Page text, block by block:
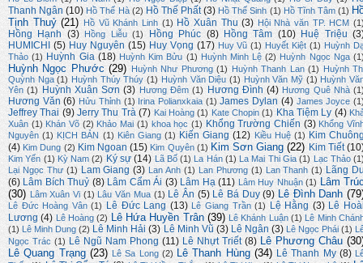
Thanh Ngân (10) Hồ Thế Hà (2) Hồ Thế Phất (3) Hồ Thế Sinh (1) Hồ Tĩnh Tâm (1)
Tịnh Thuỷ (21) Hồ Vũ Khánh Linh (1) Hồ Xuân Thu (3) Hội Nhà văn TP. HCM
Hồng Hạnh (3) Hồng Liễu (1) Hồng Phúc (8) Hồng Tâm (10) Huệ Triệu
HUMICHI
(5) Huy Nguyên (15) Huy Vọng (17) Huy Vũ (1) Huyết Kiệt (1) Huỳnh
Thảo (1) Huỳnh Gia (18) Huỳnh Kim Bửu (1) Huỳnh Minh Lệ (2) Huỳnh Ngọc Nga
Huỳnh Ngọc Phước (29) Huỳnh Như Phương (1) Huỳnh Thanh Lan (1)
Huỳnh
Quỳnh Nga (1) Huỳnh Thúy Thúy (1) Huỳnh Văn Diệu (1) Huỳnh Văn Mỹ (1) Huỳnh
Yên (1) Huỳnh Xuân Sơn (3) Hương Đêm (1) Hương Đình (4) Hương Quê Nhà
Hương Văn (6) Hửu Thỉnh (1) Irina Polianxkaia (1) James Dylan (4) James Joyce
Jeffrey Thai (9) Jerry Thu Trà (7) Kai Hoàng (1) Kate Chopin (1) Kha Tiệm Ly (4)
Xuân (1) Khán Võ (2) Khảo Mai (1) khoa học (1) Khổng Trường Chiến (3) Khổng
Nguyên (1) KỊCH BẢN (1) Kiên Giang (1) Kiến Giang (12) Kiều Huệ (1) Kim
(4) Kim Dung (2) Kim Ngoan (15) Kim Quyên (1) Kim Sơn Giang (22) Kim Tiết
Kim Yến (1) Kỳ Nam (2) Ký sự (14) Lã Bố (1) La Hán (1) La Mai Thi Gia (1) Lạc Thảo
Lại Ngọc Thư (1) Lam Giang (3) Lan Anh (1) Lan Phương (1) Lan Thanh (1) Lãng
(6) Lâm Bích Thuỷ (8) Lâm Cẩm Ái (3) Lâm Hạ (11) Lâm Huy Nhuận (1) Lâm
(30) Lâm Xuân Vi (1) Lâu Văn Mua (1) Lê Ân (5) Lê Bá Duy (9) Lê Đình Danh
Lê Đức Hoàng Vân (1) Lê Đức Lang (13) Lê Giang Trần (1) Lệ Hằng (3) Lê
Lương (4) Lê Hoàng (2) Lê Hứa Huyền Trân (39) Lê Khánh Luận (1) Lê Minh
(1) Lê Minh Dung (2) Lê Minh Hải (3) Lê Minh Vũ (3) Lê Ngân (3) Lê Ngọc Phái (1)
Ngọc Trác (1) Lê Ngũ Nam Phong (11) Lê Nhựt Triết (8) Lê Phương Châu
Lê Quang Trạng (23) Lê Sa Long (2) Lê Thanh Hùng (34) Lê Thanh My (8)